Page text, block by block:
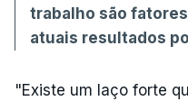
trabalho são
atuais resultados
"Existe um laço forte